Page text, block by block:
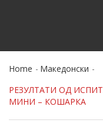
Home
Македонски
РЕЗУЛТАТИ ОД
МИНИ – КОШАРКА